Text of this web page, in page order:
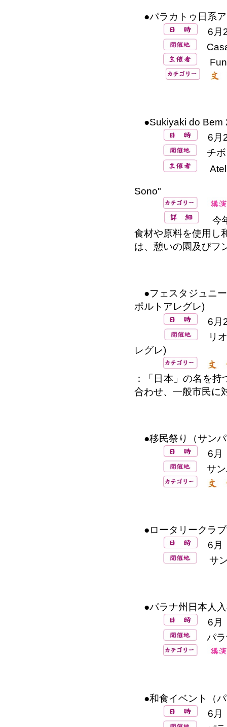
●パラカトゥ日系
6月
●Sukiyaki do Bem
6月
チボ
Sono"
今年
食材や原料を使用し
は、憩いの園及びフ
●フェスタジュニ
ポルトアレグレ)
6月
リオ
レグレ)
：「日本」の名を
合わせ、一般市民に
●移民祭り（サン
6月
サン
●ロータリークラ
6月
サン
●パラナ州日本人入
6月
パラ
●和食イベント（
6月